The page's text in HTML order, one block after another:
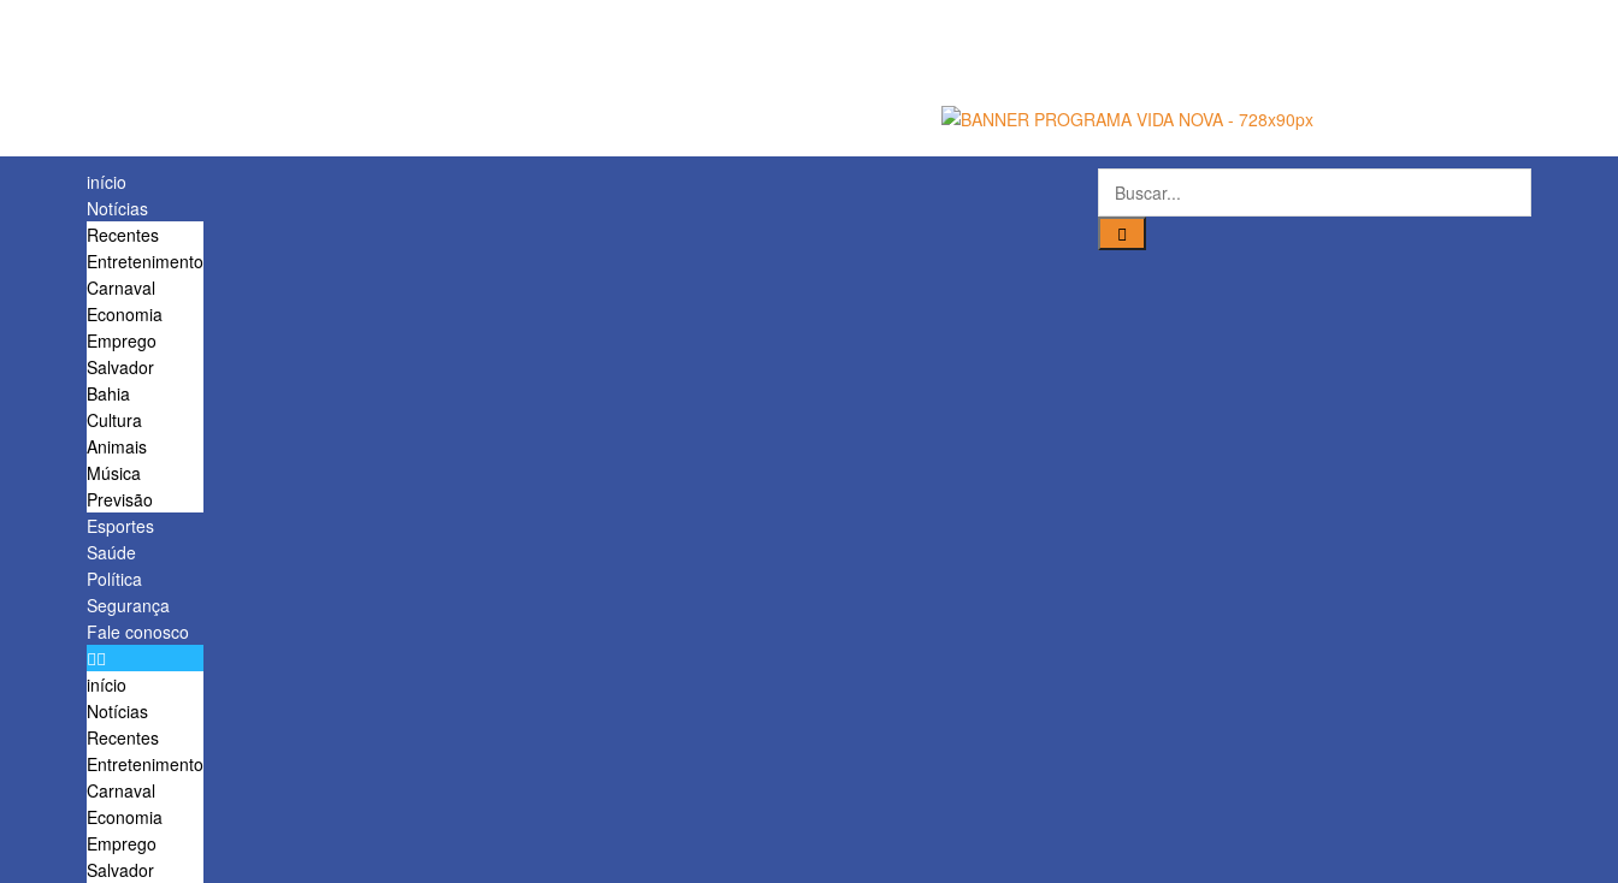
início
Notícias
Recentes
Entretenimento
Carnaval
Economia
Emprego
Salvador
Bahia
Cultura
Animais
Música
Previsão
Esportes
Saúde
Política
Segurança
Fale conosco
início
Notícias
Recentes
Entretenimento
Carnaval
Economia
Emprego
Salvador